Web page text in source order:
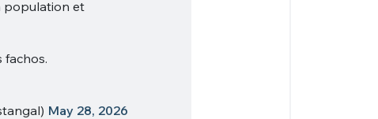
population et
fachos.
May 28, 2026